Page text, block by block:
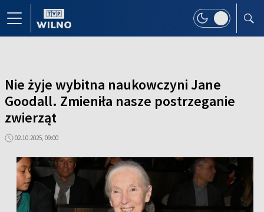
Nie żyje wybitna naukowczyni Jane
Goodall. Zmieniła nasze postrzeganie
zwierząt
02.10.2025, 09:00